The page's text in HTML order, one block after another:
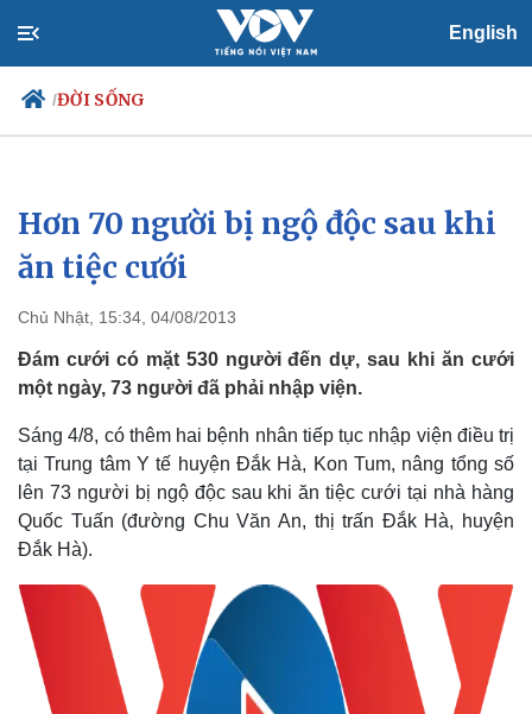
English
/ĐỜI SỐNG
Chính trị
Đảng
Tổ chức nhân sự
Nhận diện sự thật
Xã hội
Việc làm
Biển đảo
Hơn 70 người bị ngộ độc sau khi
ăn tiệc cưới
Chủ Nhật, 15:34, 04/08/2013
Đám cưới có mặt 530 người đến dự, sau khi ăn cưới
một ngày, 73 người đã phải nhập viện.
Sáng 4/8, có thêm hai bệnh nhân tiếp tục nhập viện điều trị
tại Trung tâm Y tế huyện Đắk Hà, Kon Tum, nâng tổng số
lên 73 người bị ngộ độc sau khi ăn tiệc cưới tại nhà hàng
Quốc Tuấn (đường Chu Văn An, thị trấn Đắk Hà, huyện
Đắk Hà).